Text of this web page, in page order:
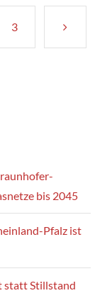
3
bis 2045
Pfalz ist
statt Stillstand